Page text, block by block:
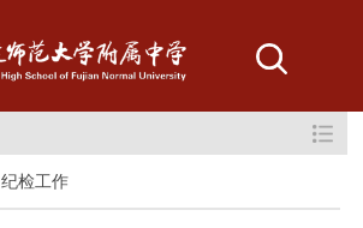
纪检工作